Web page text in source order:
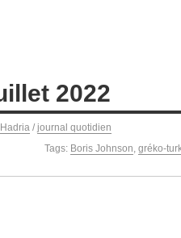
2022
/ journal quotidien
Tags: Boris Johnson, gréko-